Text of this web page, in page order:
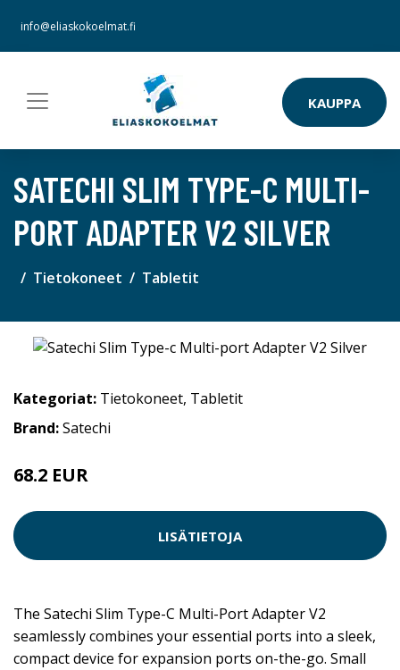
info@eliaskokoelmat.fi
KAUPPA
SATECHI SLIM TYPE-C MULTI-
PORT ADAPTER V2 SILVER
Tietokoneet Tabletit
Kategoriat: Tietokoneet, Tabletit
Brand:Satechi
68.2 EUR
LISÄTIETOJA
The Satechi Slim Type-C Multi-Port Adapter V2
seamlessly combines your essential ports into a sleek,
compact device for expansion ports on-the-go. Small